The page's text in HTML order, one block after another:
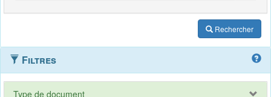
Rechercher
Filtres
Type de document